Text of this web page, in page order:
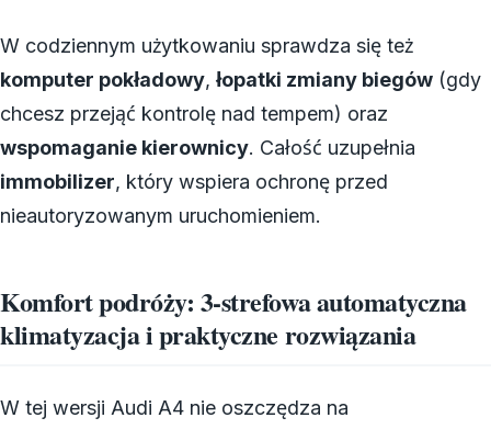
W codziennym użytkowaniu sprawdza się też
komputer pokładowy, łopatki zmiany biegów (gdy
chcesz przejąć kontrolę nad tempem) oraz
wspomaganie kierownicy. Całość uzupełnia
immobilizer, który wspiera ochronę przed
nieautoryzowanym uruchomieniem.
Komfort podróży: 3-strefowa automatyczna
klimatyzacja i praktyczne rozwiązania
W tej wersji Audi A4 nie oszczędza na